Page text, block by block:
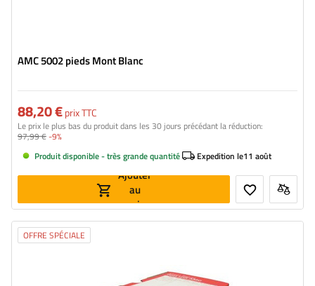
AMC 5002 pieds Mont Blanc
88,20 €prix TTC
Le prix le plus bas du produit dans les 30 jours précédant la réduction:
97,99 €-9%
Produit disponible - très grande quantité
Expedition le11 août
Ajouter
au
panier
OFFRE SPÉCIALE